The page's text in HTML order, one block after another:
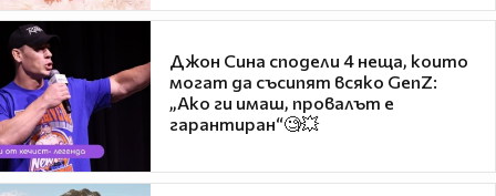
Джон Сина сподели 4 неща, които
могат да съсипят всяко GenZ:
„Ако ги имаш, провалът е
гарантиран“🧐💥